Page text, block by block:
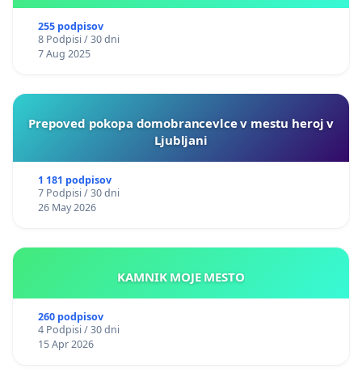
255 podpisov
8 Podpisi / 30 dni
7 Aug 2025
Prepoved pokopa domobrancevlce v mestu heroj v
Ljubljani
1 181 podpisov
7 Podpisi / 30 dni
26 May 2026
KAMNIK MOJE MESTO
260 podpisov
4 Podpisi / 30 dni
15 Apr 2026